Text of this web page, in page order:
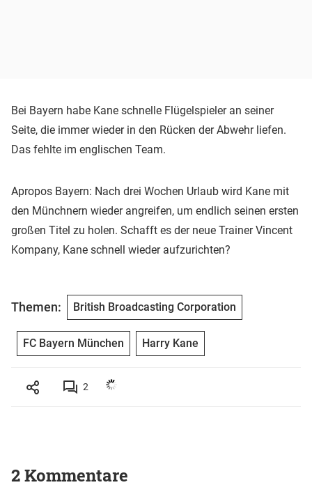
Bei Bayern habe Kane schnelle Flügelspieler an seiner
Seite, die immer wieder in den Rücken der Abwehr liefen.
Das fehlte im englischen Team.
Apropos Bayern: Nach drei Wochen Urlaub wird Kane mit
den Münchnern wieder angreifen, um endlich seinen ersten
großen Titel zu holen. Schafft es der neue Trainer Vincent
Kompany, Kane schnell wieder aufzurichten?
Themen: British Broadcasting Corporation
FC Bayern München Harry Kane
2
2 Kommentare